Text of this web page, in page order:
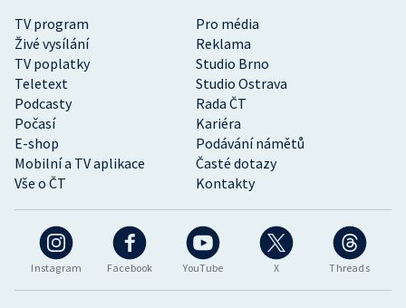
Instagram Facebook YouTube X Threads
TV program
Pro média
Živé vysílání
Reklama
TV poplatky
Studio Brno
Teletext
Studio Ostrava
Podcasty
Rada ČT
Počasí
Kariéra
E-shop
Podávání námětů
Mobilní a TV aplikace
Časté dotazy
Vše o ČT
Kontakty